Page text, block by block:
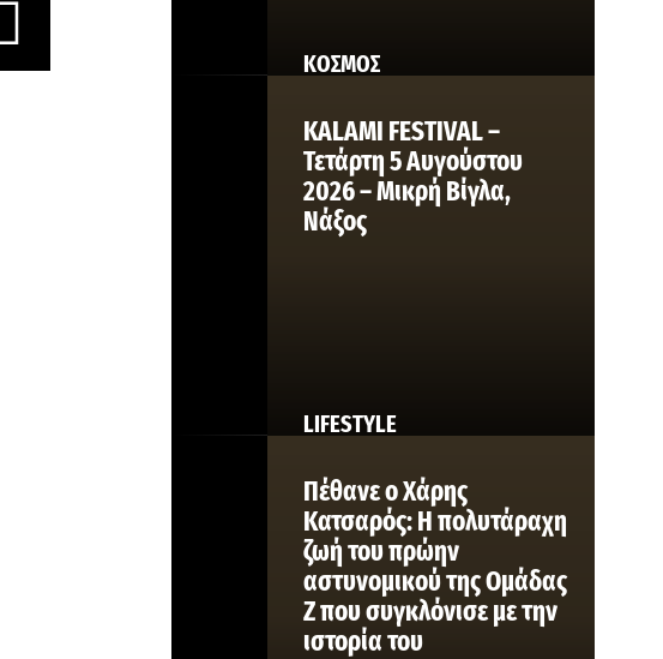
ΚΟΣΜΟΣ
LIFESTYLE
KALAMI FESTIVAL –
Τετάρτη 5 Αυγούστου
2026 – Μικρή Βίγλα,
Νάξος
Πέθανε ο Χάρης
Κατσαρός: Η πολυτάραχη
ζωή του πρώην
αστυνομικού της Ομάδας
Ζ που συγκλόνισε με την
ιστορία του